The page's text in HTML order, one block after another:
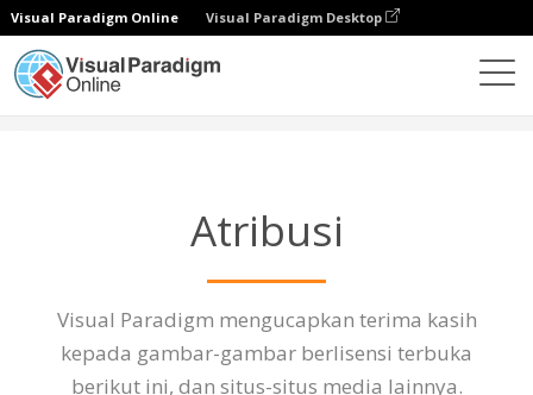
Visual Paradigm Online Visual Paradigm Desktop
Atribusi
Visual Paradigm mengucapkan terima kasih
kepada gambar-gambar berlisensi terbuka
berikut ini, dan situs-situs media lainnya.